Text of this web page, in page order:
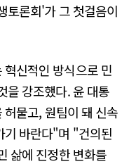
토론회'가 그 첫걸음이
신적인 방식으로 민
을 강조했다. 윤 대통
물고, 원팀이 돼 신속
기 바란다"며 "건의된
삶에 진정한 변화를